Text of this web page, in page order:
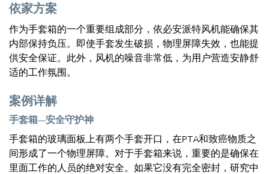
依家方案
作为手套箱的一个重要组成部分，依必安派特风机能确保其
内部保持负压。即使手套发生破损，物理屏障失效，也能提
供安全保证。此外，风机的噪音非常低，为用户营造安静舒
适的工作氛围。
案例详解
手套箱—安全守护神
手套箱的玻璃面板上有两个手套开口，在PTA和致癌物质之
间形成了一个物理屏障。对于手套箱来说，重要的是确保在
里面工作的人员的绝对安全。如果它没有完全密封，研究中